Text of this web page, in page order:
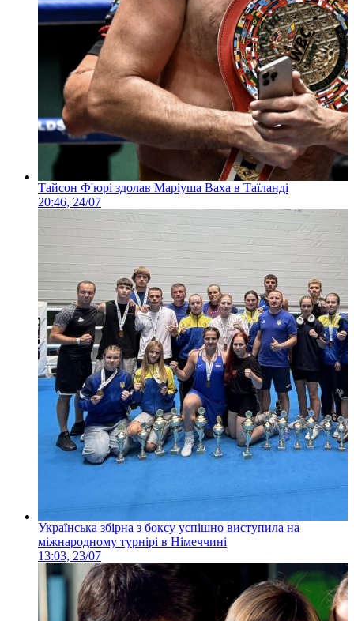
Тайсон Ф'юрі здолав Маріуша Ваха в Таїланді
20:46, 24/07
Українська збірна з боксу успішно виступила на
міжнародному турнірі в Німеччині
13:03, 23/07